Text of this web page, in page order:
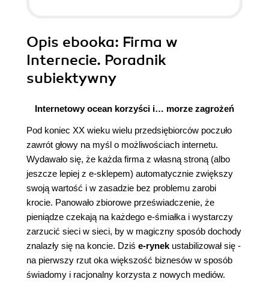
Opis ebooka: Firma w
Internecie. Poradnik
subiektywny
Internetowy ocean korzyści i… morze zagrożeń
Pod koniec XX wieku wielu przedsiębiorców poczuło
zawrót głowy na myśl o możliwościach internetu.
Wydawało się, że każda firma z własną stroną (albo
jeszcze lepiej z e-sklepem) automatycznie zwiększy
swoją wartość i w zasadzie bez problemu zarobi
krocie. Panowało zbiorowe przeświadczenie, że
pieniądze czekają na każdego e-śmiałka i wystarczy
zarzucić sieci w sieci, by w magiczny sposób dochody
znalazły się na koncie. Dziś e-rynek ustabilizował się -
na pierwszy rzut oka większość biznesów w sposób
świadomy i racjonalny korzysta z nowych mediów.